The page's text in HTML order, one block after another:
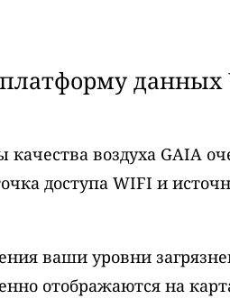
данных
воздуха GAIA
доступа WIFI и
ваши уровни
отображаются на